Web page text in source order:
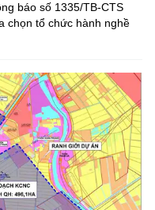
báo số 1335/TB-CTS
chọn tổ chức hành nghề